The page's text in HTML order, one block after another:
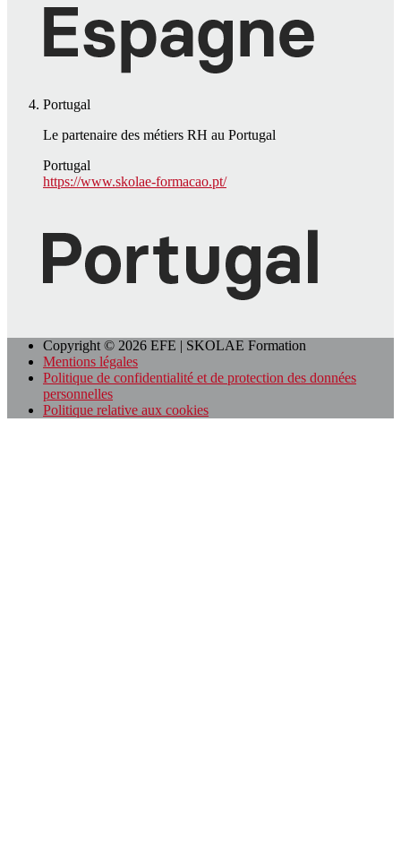
Portugal
Le partenaire des métiers RH au Portugal
Portugal
https://www.skolae-formacao.pt/
Copyright © 2026 EFE | SKOLAE Formation
Mentions légales
Politique de confidentialité et de protection des données
personnelles
Politique relative aux cookies